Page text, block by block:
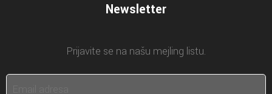
Newsletter
Prijavite se na našu mejling listu.